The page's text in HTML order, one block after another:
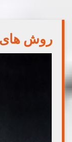
روش های